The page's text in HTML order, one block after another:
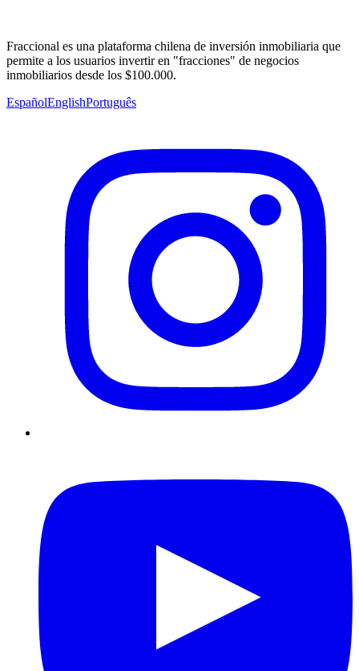
Fraccional es una plataforma chilena de inversión inmobiliaria que
permite a los usuarios invertir en "fracciones" de negocios
inmobiliarios desde los $100.000.
EspañolEnglishPortuguês